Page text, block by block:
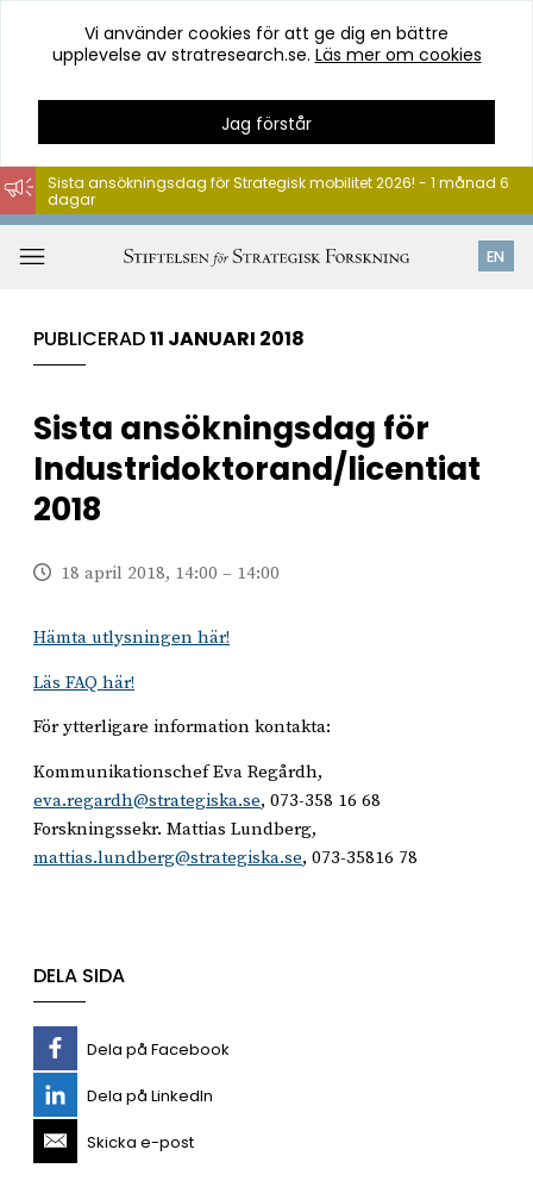
Hoppa
till
innehåll
Vi använder cookies för att ge dig en bättre
upplevelse av stratresearch.se. Läs mer om cookies
Jag förstår
EN
Sista ansökningsdag för Strategisk mobilitet 2026! - 1 månad 6
dagar
PUBLICERAD11 JANUARI 2018
Sista ansökningsdag för
Industridoktorand/licentiat
2018
18 april 2018, 14:00 – 14:00
Hämta utlysningen här!
Läs FAQ här!
För ytterligare information kontakta:
Kommunikationschef Eva Regårdh,
eva.regardh@strategiska.se, 073-358 16 68
Forskningssekr. Mattias Lundberg,
mattias.lundberg@strategiska.se, 073-35816 78
DELA SIDA
Dela på Facebook
Dela på LinkedIn
Skicka e-post